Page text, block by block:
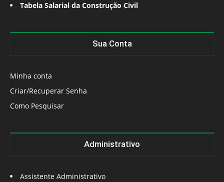
Tabela Salarial da Construção Civil
Sua Conta
Minha conta
Criar/Recuperar Senha
Como Pesquisar
Administrativo
Assistente Administrativo